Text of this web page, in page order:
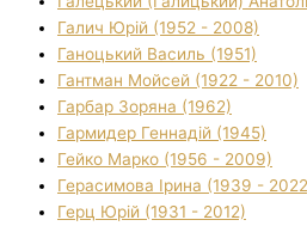
Галич Юрій (1952 - 2008)
Ганоцький Василь (1951)
Гантман Мойсей (1922 - 2010)
Гарбар Зоряна (1962)
Гармидер Геннадій (1945)
Гейко Марко (1956 - 2009)
Герасимова Ірина (1939 -
Герц Юрій (1931 - 2012)